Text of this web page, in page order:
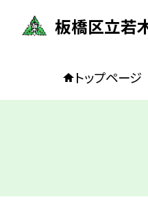
板橋区立若
トップページ